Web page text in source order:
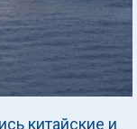
китайские и